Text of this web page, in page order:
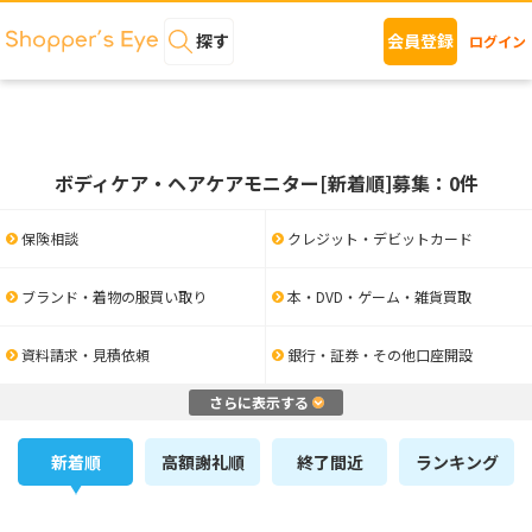
探す 会員登録 ログイン
ボディケア・ヘアケアモニター[新着順]募集：0件
保険相談 クレジット・デビットカード
ブランド・着物の服買い取り 本・DVD・ゲーム・雑貨買取
資料請求・見積依頼 銀行・証券・その他口座開設
さらに表示する
新着順 高額謝礼順 終了間近 ランキング